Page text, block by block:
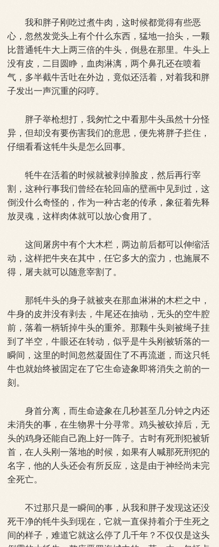
我和胖子刚吃过煮牛肉，这时候都觉得有些恶
心，忽然发觉头上有个什么东西，猛地一抬头，一颗
比普通牦牛大上两三倍的牛头，倒悬在那里。牛头上
没有皮，二目圆睁，血肉淋漓，两个鼻孔还在喷着
气，多半截牛舌吐在外边，竟似还活着，对着我和胖
子发出一声沉重的闷哼。
胖子举枪想打，我匆忙之中看那牛头虽然十分怪
异，但却没有要伤害我们的意思，便先将胖子拦住，
仔细看看这牦牛头是怎么回事。
牦牛在活着的时候就被剥掉脸皮，然后再行宰
割，这种行事我们曾经在轮回庙的壁画中见到过，这
倒没什么奇怪的，作为一种古老的传承，象征着先释
放灵魂，这样肉体就可以放心食用了。
这间屠房中有个大木栏，两边前后都可以伸缩活
动，这样把牛夹在其中，任它多大的蛮力，也施展不
得，屠夫就可以随意宰割了。
那牦牛头的身子就被夹在那血淋淋的木栏之中，
牛身的皮并没有剥去，牛尾还在抽动，无头的空牛腔
前，落着一柄斩掉牛头的重斧。那颗牛头则被绳子挂
到了半空，牛眼还在转动，似乎是牛头刚被斩落的一
瞬间，这里的时间忽然凝固住了不再流逝，而这只牦
牛也就始终被固定在了它生命迹象即将消失之前的一
刻。
身首分离，而生命迹象在几秒甚至几分钟之内还
未消失的事，在生物界十分寻常。鸡头被砍掉后，无
头的鸡身还能自己跑上好一阵子。古时有死刑犯被斩
首，在人头刚一落地的时候，如果有人喊那死刑犯的
名字，他的人头还会有所反应，这是由于神经尚未完
全死亡。
不过那只是一瞬间的事，从我和胖子发现这还没
死干净的牦牛头到现在，它就一直保持着介于生死之
间的样子，难道它就这么停了几千年？不仅仅是这头